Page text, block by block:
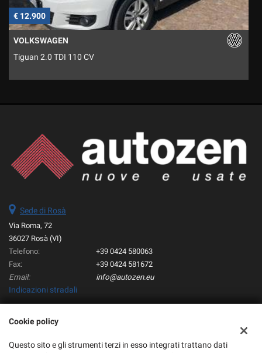
€ 12.900
VOLKSWAGEN
Tiguan 2.0 TDI 110 CV
Sede di Rosà
Via Roma, 72
36027 Rosà (VI)
Telefono:
+39 0424 580063
Fax:
+39 0424 581672
Email:
info@autozen.eu
Indicazioni stradali
Autozen Srl
Cookie policy
Questo sito e gli strumenti terzi in esso integrati trattano dati